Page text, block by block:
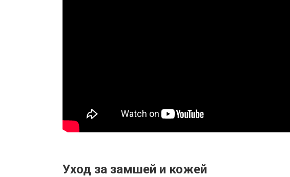
Уход за замшей и кожей